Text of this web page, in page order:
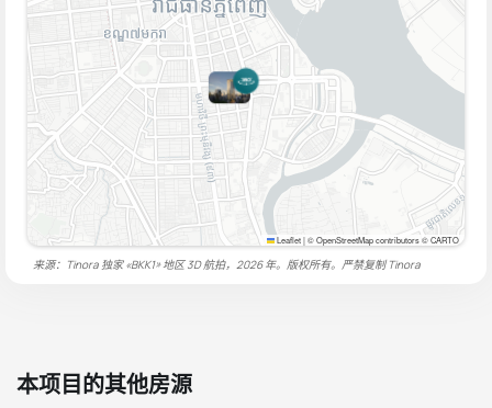
Leaflet|© OpenStreetMap contributors © CARTO
来源：Tinora 独家 «BKK1» 地区 3D 航拍，2026 年。版权所有。严禁复制Tinora
本项目的其他房源